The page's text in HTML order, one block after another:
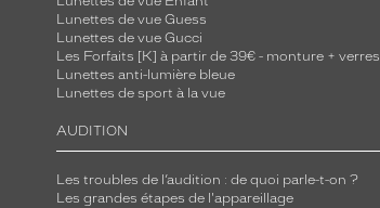
Lunettes de vue Guess
Lunettes de vue Gucci
Les Forfaits [K] à partir de 39€ - monture + verres
Lunettes anti-lumière bleue
Lunettes de sport à la vue
AUDITION
Les troubles de l’audition : de quoi parle-t-on ?
Les grandes étapes de l'appareillage